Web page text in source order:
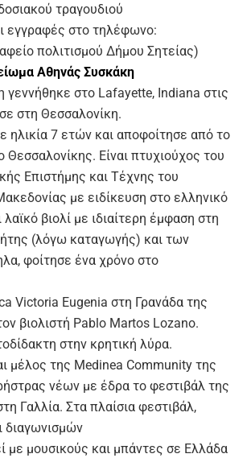
τραγουδιού
εγγραφές στο τηλέφωνο:
πολιτισμού Δήμου Σητείας)
Αθηνάς Συσκάκη
γεννήθηκε στο Lafayette, Indiana στις
στη Θεσσαλονίκη.
ηλικία 7 ετών και αποφοίτησε από το
Θεσσαλονίκης. Είναι πτυχιούχος του
Επιστήμης και Τέχνης του
με ειδίκευση στο ελληνικό
βιολί με ιδιαίτερη έμφαση στη
(λόγω καταγωγής) και των
φοίτησε ένα χρόνο στο
Victoria Eugenia στη Γρανάδα της
βιολιστή Pablo Martos Lozano.
στην κρητική λύρα.
μέλος της Medinea Community της
νέων με έδρα το φεστιβάλ της
Γαλλία. Στα πλαίσια φεστιβάλ,
με μουσικούς και μπάντες σε Ελλάδα